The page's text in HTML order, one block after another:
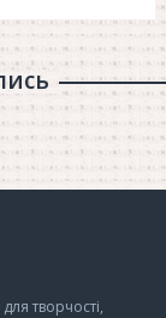
творчості,